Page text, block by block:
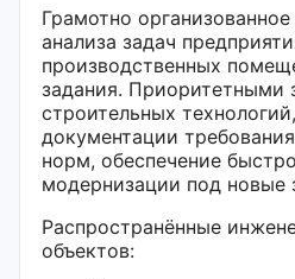
Грамотно
анализа задач
производственных
задания. Приоритетными
строительных
документации
норм, обеспечение
модернизации под новые
Распространённые
объектов: